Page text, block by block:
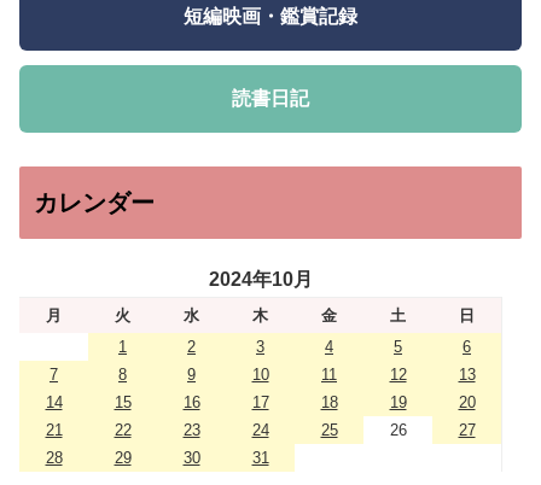
短編映画・鑑賞記録
読書日記
カレンダー
2024年10月
月 火 水 木 金 土
日
1
2 3 4 5
6
7
8 9 10 11 12
13
14
15 16 17 18 19
20
21
22 23 24 25 26
27
28
29 30 31